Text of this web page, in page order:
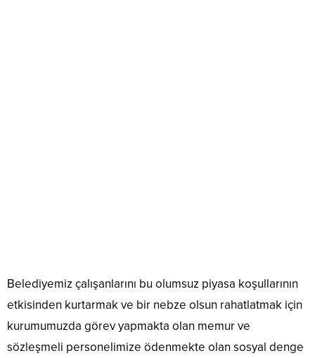
Belediyemiz çalışanlarını bu olumsuz piyasa koşullarının
etkisinden kurtarmak ve bir nebze olsun rahatlatmak için
kurumumuzda görev yapmakta olan memur ve
sözleşmeli personelimize ödenmekte olan sosyal denge